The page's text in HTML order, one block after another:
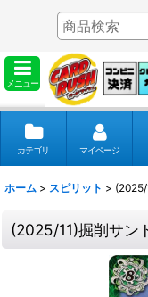
メニュー
カテゴリ マイページ
ホーム > スピリット >
(2025/11)掘削サン